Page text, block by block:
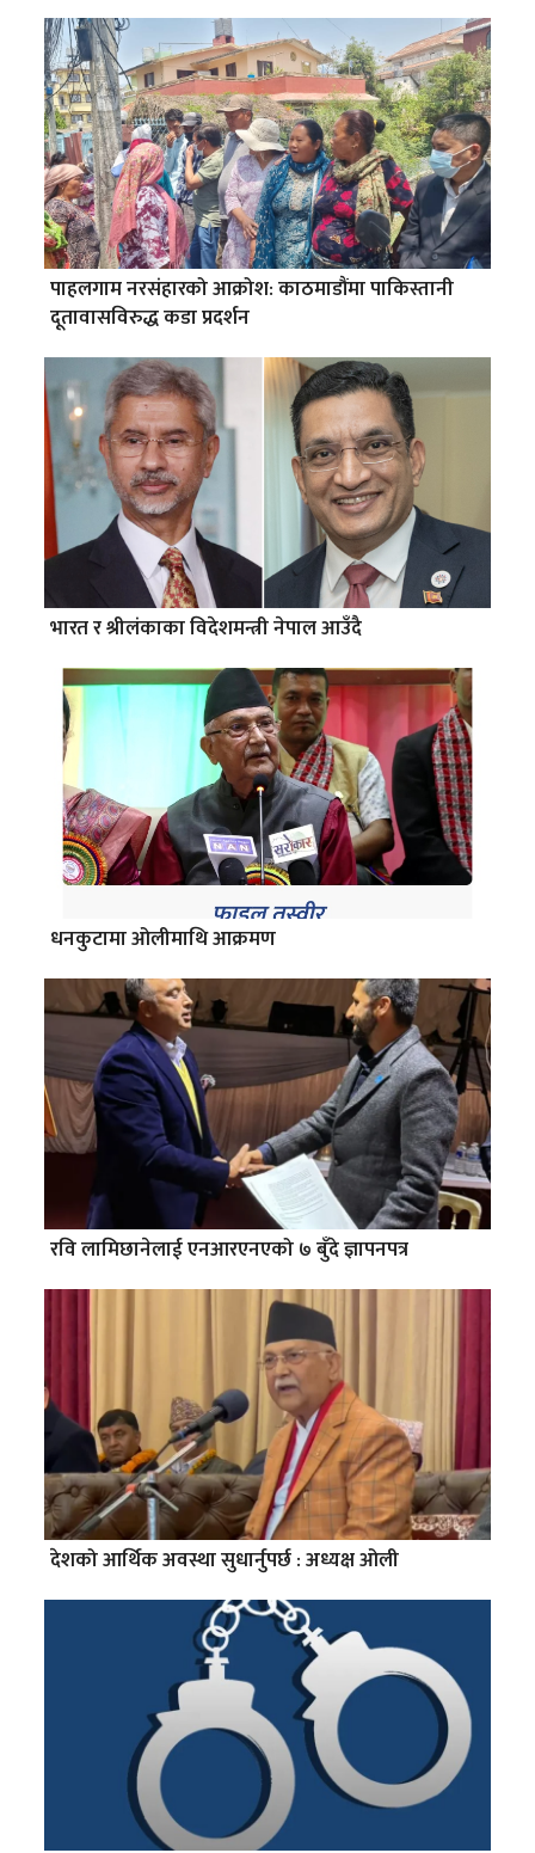
पाहलगाम नरसंहारको आक्रोश: काठमाडौंमा पाकिस्तानी
दूतावासविरुद्ध कडा प्रदर्शन
भारत र श्रीलंकाका विदेशमन्त्री नेपाल आउँदै
धनकुटामा ओलीमाथि आक्रमण
रवि लामिछानेलाई एनआरएनएको ७ बुँदे ज्ञापनपत्र
देशको आर्थिक अवस्था सुधार्नुपर्छ : अध्यक्ष ओली